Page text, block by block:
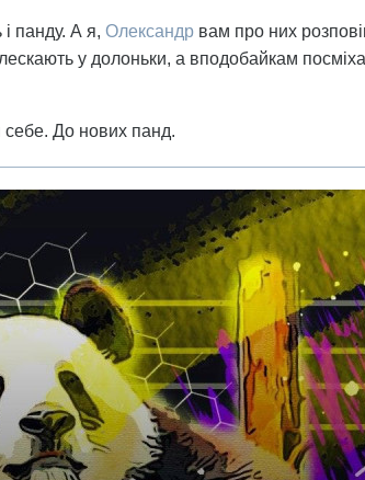
панду. А я, Олександр вам про них
у долоньки, а вподобайкам
До нових панд.